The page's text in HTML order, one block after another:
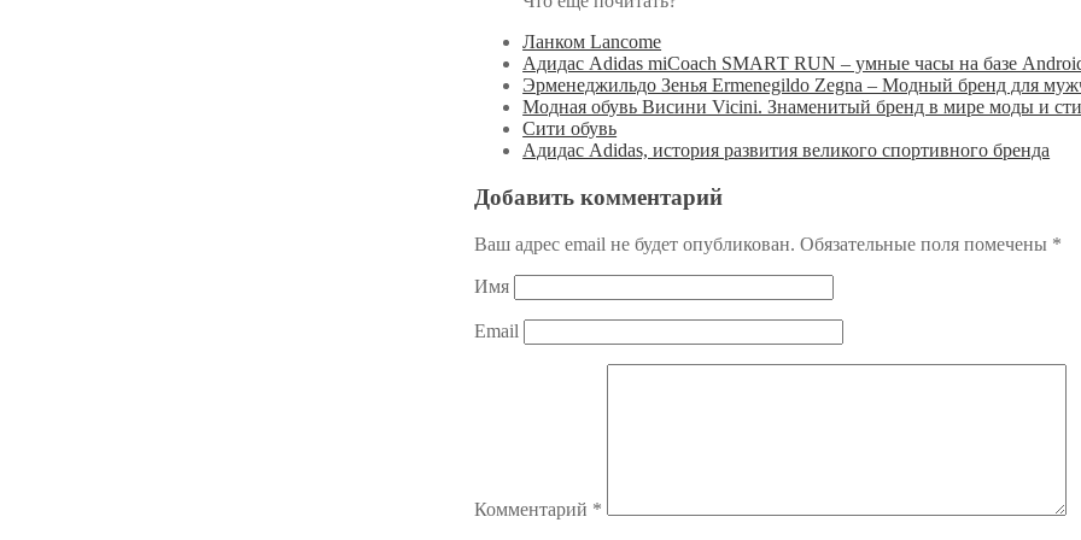
Ланком Lancome
Адидас Аdidаs miCоаch SМАRТ RUN – умные часы на базе
Эрменеджильдо Зенья Ermenegildo Zegna – Модный бренд для
Модная обувь Висини Vicini. Знаменитый бренд в мире моды и
Сити обувь
Адидас Adidas, история развития великого спортивного бренда
Добавить комментарий
Ваш адрес email не будет опубликован. Обязательные поля помечены *
Имя
Email
Комментарий *